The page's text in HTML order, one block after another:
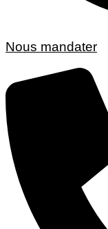
Nous mandater